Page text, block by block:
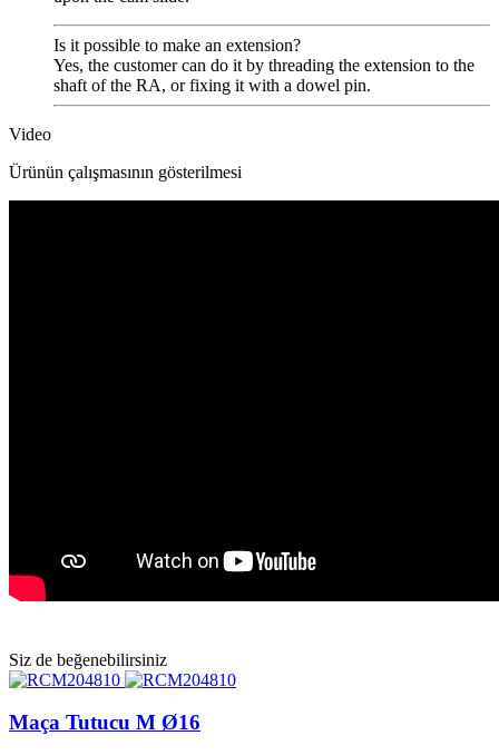
Is it possible to make an extension?
Yes, the customer can do it by threading the extension to the
shaft of the RA, or fixing it with a dowel pin.
Video
Ürünün çalışmasının gösterilmesi
Siz de beğenebilirsiniz
Maça Tutucu M Ø16